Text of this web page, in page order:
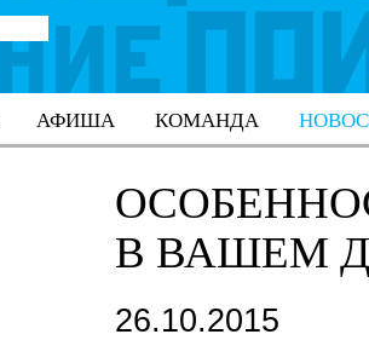
АФИША КОМАНДА
В ВАШЕМ
26.10.2015